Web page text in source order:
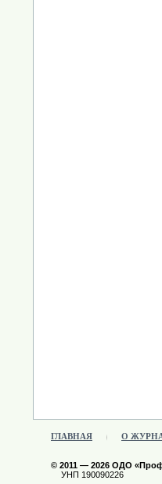
ГЛАВНАЯ О
© 2011 — 2026 ОДО
УНП 190090226